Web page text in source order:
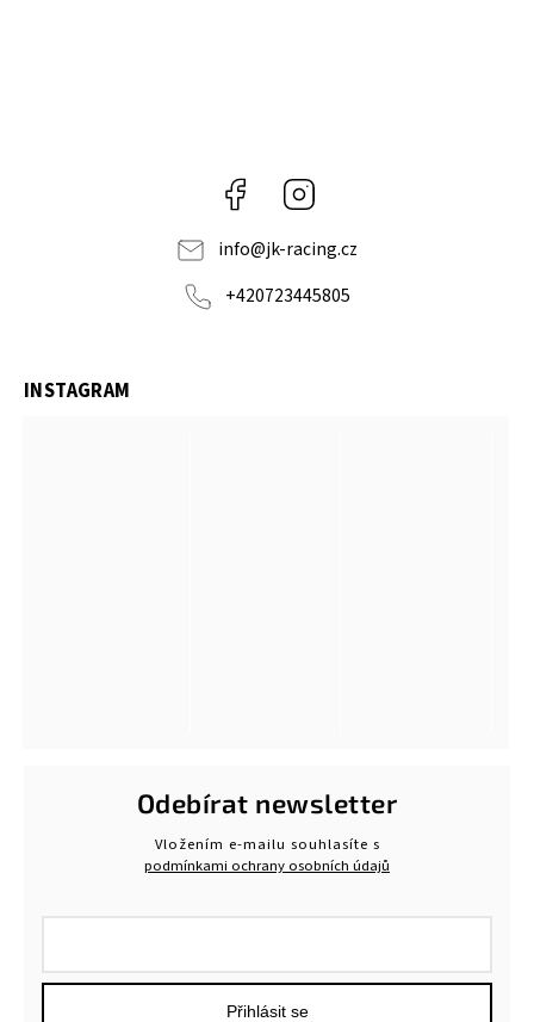
Facebook
info@jk-racing.cz
+420723445805
INSTAGRAM
Odebírat newsletter
Vložením e-mailu souhlasíte s
podmínkami ochrany osobních údajů
Přihlásit se